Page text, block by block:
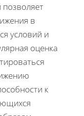
позволяет
в
условий и
оценка
к